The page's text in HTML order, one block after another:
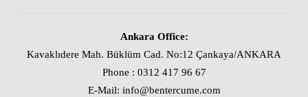
Ankara Office:
Kavaklıdere Mah. Büklüm Cad. No:12 Çankaya/ANKARA
Phone : 0312 417 96 67
E-Mail: info@bentercume.com